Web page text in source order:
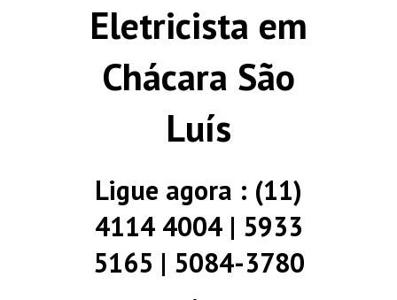
Eletricista em
Chácara São
Luís
Ligue agora : (11)
4114 4004 | 5933
5165 | 5084-3780